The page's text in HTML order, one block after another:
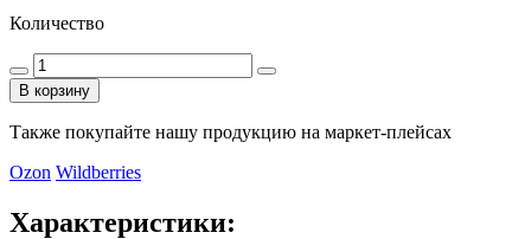
Количество
В корзину
Также покупайте нашу продукцию на маркет-плейсах
Ozon Wildberries
Характеристики: